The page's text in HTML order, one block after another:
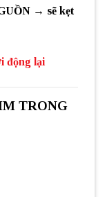
→ sẽ kẹt
động lại
TRONG